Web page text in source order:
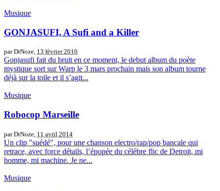
Musique
GONJASUFI, A Sufi and a Killer
par DrNoze, 13 février 2010
Gonjasufi fait du bruit en ce moment, le debut album du poète
mystique sort sur Warp le 3 mars prochain mais son album tourne
déjà sur la toile et il s’agit...
Musique
Robocop Marseille
par DrNoze, 11 avril 2014
Un clip "suédé", pour une chanson electro/rap/pop bancale qui
retrace, avec force détails, l’épopée du célèbre flic de Detroit, mi
homme, mi machine. Je ne...
Musique